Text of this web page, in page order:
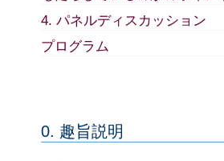
4. パネルディスカッション
プログラム
0. 趣旨説明